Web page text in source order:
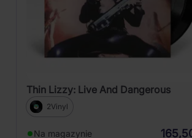
Thin Lizzy: Live And Dangerous
2Vinyl
Na magazynie